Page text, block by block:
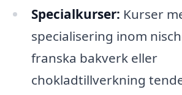
Specialkurser: Kurser
specialisering inom
franska bakverk eller
chokladtillverkning